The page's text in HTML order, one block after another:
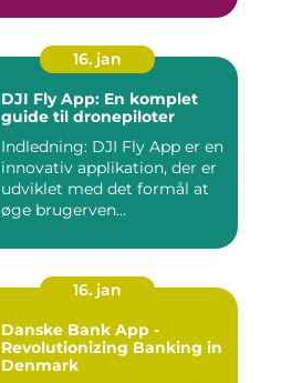
16. jan
DJI Fly App: En komplet
guide til dronepiloter
Indledning: DJI Fly App er en
innovativ applikation, der er
udviklet med det formål at
øge brugerven...
16. jan
Danske Bank App -
Revolutionizing Banking in
Denmark